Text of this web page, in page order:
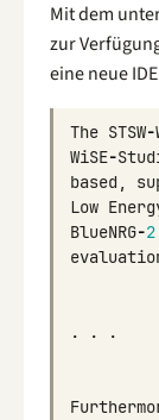
Mit dem
zur
eine neue
The STSW-
WiSE-
based,
Low
BlueNRG-2
. . .